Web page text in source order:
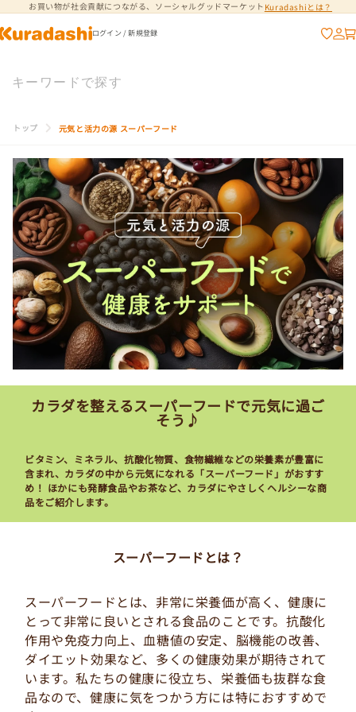
コンテンツに進
む
お買い物が社会貢献につながる、ソーシャルグッドマーケット Kuradashiとは？
ログイン / 新規登録
トップ 元気と活力の源 スーパーフード
カラダを整えるスーパーフードで元気に過ご
そう♪
ビタミン、ミネラル、抗酸化物質、食物繊維などの栄養素が豊富に
含まれ、カラダの中から元気になれる「スーパーフード」がおすす
め！ ほかにも発酵食品やお茶など、カラダにやさしくヘルシーな商
品をご紹介します。
スーパーフードとは？
スーパーフードとは、非常に栄養価が高く、健康に
とって非常に良いとされる食品のことです。抗酸化
作用や免疫力向上、血糖値の安定、脳機能の改善、
ダイエット効果など、多くの健康効果が期待されて
います。私たちの健康に役立ち、栄養価も抜群な食
品なので、健康に気をつかう方には特におすすめで